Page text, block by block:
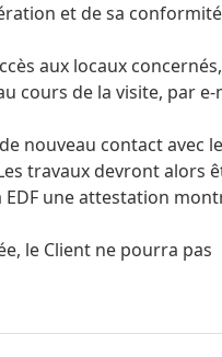
et de sa
aux locaux
cours de la visite, par e-
nouveau contact avec le
travaux devront alors
EDF une attestation
le Client ne pourra pas